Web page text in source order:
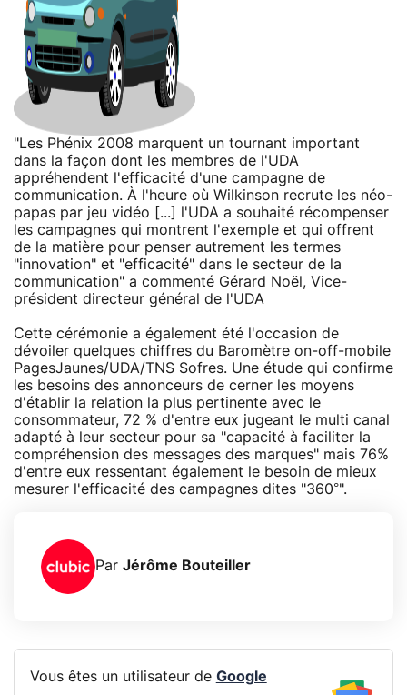
"Les Phénix 2008 marquent un tournant important
dans la façon dont les membres de l'UDA
appréhendent l'efficacité d'une campagne de
communication. À l'heure où Wilkinson recrute les néo-
papas par jeu vidéo [...] l'UDA a souhaité récompenser
les campagnes qui montrent l'exemple et qui offrent
de la matière pour penser autrement les termes
"innovation" et "efficacité" dans le secteur de la
communication" a commenté Gérard Noël, Vice-
président directeur général de l'UDA
Cette cérémonie a également été l'occasion de
dévoiler quelques chiffres du Baromètre on-off-mobile
PagesJaunes/UDA/TNS Sofres. Une étude qui confirme
les besoins des annonceurs de cerner les moyens
d'établir la relation la plus pertinente avec le
consommateur, 72 % d'entre eux jugeant le multi canal
adapté à leur secteur pour sa "capacité à faciliter la
compréhension des messages des marques" mais 76%
d'entre eux ressentant également le besoin de mieux
mesurer l'efficacité des campagnes dites "360°".
Par Jérôme Bouteiller
Vous êtes un utilisateur de Google